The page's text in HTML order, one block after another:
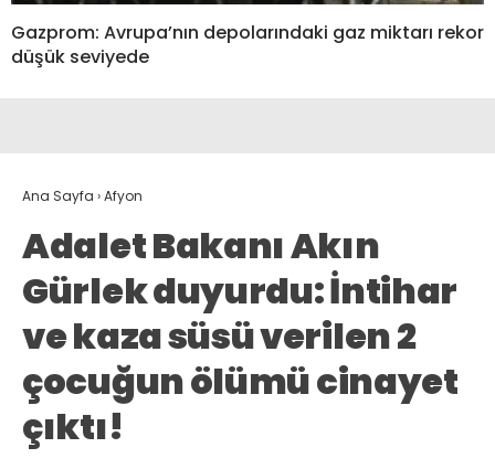
Gazprom: Avrupa’nın depolarındaki gaz miktarı rekor
düşük seviyede
Ana Sayfa ›Afyon
Adalet Bakanı Akın
Gürlek duyurdu: İntihar
ve kaza süsü verilen 2
çocuğun ölümü cinayet
çıktı!